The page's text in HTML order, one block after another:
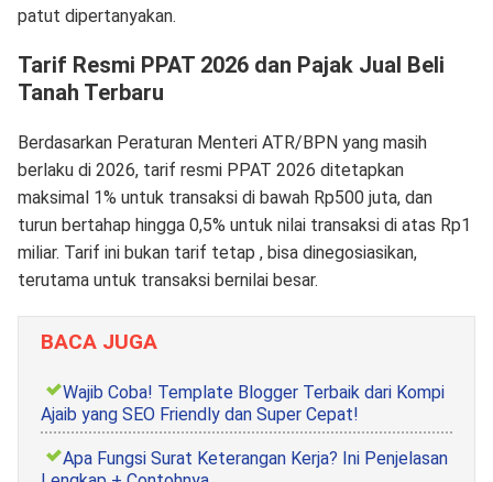
patut dipertanyakan.
Tarif Resmi PPAT 2026 dan Pajak Jual Beli
Tanah Terbaru
Berdasarkan Peraturan Menteri ATR/BPN yang masih
berlaku di 2026, tarif resmi PPAT 2026 ditetapkan
maksimal 1% untuk transaksi di bawah Rp500 juta, dan
turun bertahap hingga 0,5% untuk nilai transaksi di atas Rp1
miliar. Tarif ini bukan tarif tetap , bisa dinegosiasikan,
terutama untuk transaksi bernilai besar.
BACA JUGA
Wajib Coba! Template Blogger Terbaik dari Kompi
Ajaib yang SEO Friendly dan Super Cepat!
Apa Fungsi Surat Keterangan Kerja? Ini Penjelasan